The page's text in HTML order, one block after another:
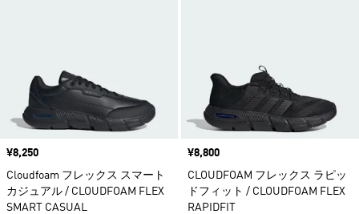
価格
¥8,250
Cloudfoam フレックス スマート
カジュアル / CLOUDFOAM FLEX
SMART CASUAL
価格
¥8,800
CLOUDFOAM フレックス ラピッ
ドフィット / CLOUDFOAM FLEX
RAPIDFIT